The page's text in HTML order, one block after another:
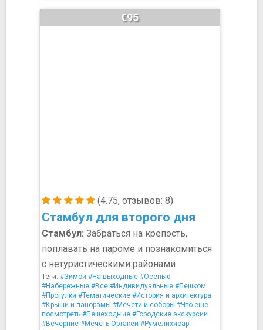
(4.75, отзывов: 8)
Стамбул для второго дня
€95
Стамбул: Забраться на крепость,
поплавать на пароме и познакомиться
с нетуристическими районами
Теги: #Зимой #На выходные #Осенью
#Набережные #Все #Индивидуальные #Пешком
#Прогулки #Тематические #История и архитектура
#Крыши и панорамы #Мечети и соборы #Что ещё
посмотреть #Пешеходные #Городские экскурсии
#Вечерние #Мечеть Ортакёй #Румелихисар